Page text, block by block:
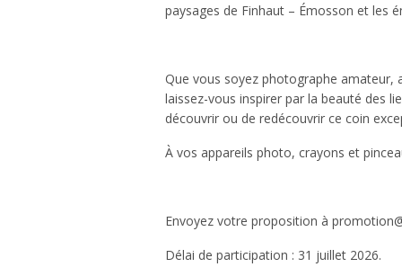
paysages de Finhaut – Émosson et les
Que vous soyez photographe
laissez-vous inspirer par la beauté des
découvrir ou de redécouvrir ce coin
À vos appareils photo, crayons et
Envoyez votre proposition à
Délai de participation : 31 juillet 2026.